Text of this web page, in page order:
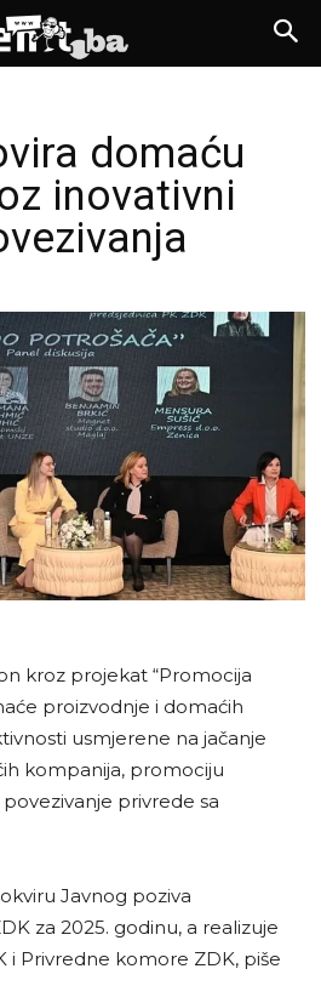
domaću
inovativni
kroz projekat “Promocija
proizvodnje i domaćih
usmjerene na jačanje
kompanija, promociju
privrede sa
Javnog poziva
za 2025. godinu, a realizuje
i Privredne komore ZDK, piše